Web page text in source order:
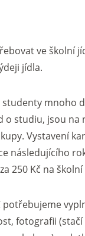
ve školní
jídla.
mnoho
o studiu, jsou na
Vystavení
následujícího
250 Kč na
potřebujeme
fotografii